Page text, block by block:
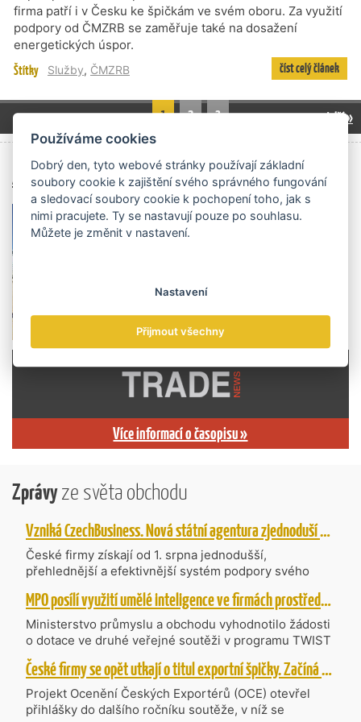
firma patří i v Česku ke špičkám ve svém oboru. Za využití
podpory od ČMZRB se zaměřuje také na dosažení
energetických úspor.
Štítky Služby, ČMZRB číst celý článek
1 2 3 další »
Archiv čísel
Více informací o časopisu »
Zprávyze světa obchodu
Vzniká CzechBusiness. Nová státní agentura zjednoduší podporu českých firem
České firmy získají od 1. srpna jednodušší,
přehlednější a efektivnější systém podpory svého
CzechBusiness, která propojuje dosavadní
kompetence agentur CzechTrade a CzechInvest.
Firmám nabídne jednoho partnera pro rozvoj od
inovací až po zahraniční expanzi.
MPO posílí využití umělé inteligence ve firmách prostřednictvím 40 projektů z programu TWIST
Ministerstvo průmyslu a obchodu vyhodnotilo žádosti
o dotace ve druhé veřejné soutěži v programu TWIST
– Transfer, Výzkum, Vývoj a Inovace pro Strategické
Technologie, do které bylo podáno 318 návrhů
projektů požadujících dotaci o celkovém objemu 4,27
mld. Kč. Částkou 630 mil. Kč bude podpořeno čtyřicet
České firmy se opět utkají o titul exportní špičky. Začíná další ročník Ocenění Českých Exportérů
Projekt Ocenění Českých Exportérů (OCE) otevřel
přihlášky do dalšího ročníku soutěže, v níž se
Používáme cookies
Dobrý den, tyto webové stránky používají základní
soubory cookie k zajištění svého správného fungování
a sledovací soubory cookie k pochopení toho, jak s
nimi pracujete. Ty se nastavují pouze po souhlasu.
Můžete je změnit v nastavení.
Nastavení
Přijmout všechny